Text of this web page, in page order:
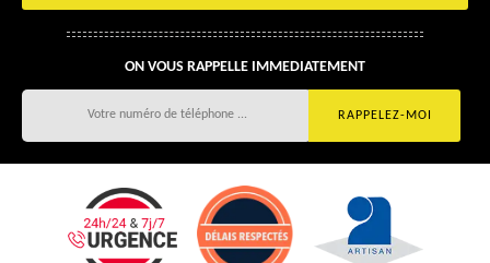
ON VOUS RAPPELLE IMMEDIATEMENT